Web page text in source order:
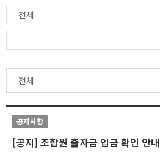
공지사항
[공지] 조합원 출자금 입금 확인 안내